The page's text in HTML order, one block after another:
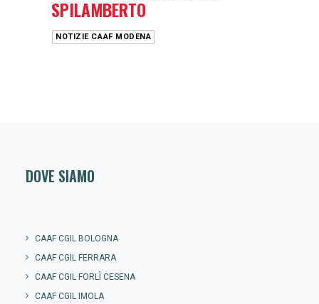
SPILAMBERTO
NOTIZIE CAAF MODENA
DOVE SIAMO
CAAF CGIL BOLOGNA
CAAF CGIL FERRARA
CAAF CGIL FORLÌ CESENA
CAAF CGIL IMOLA